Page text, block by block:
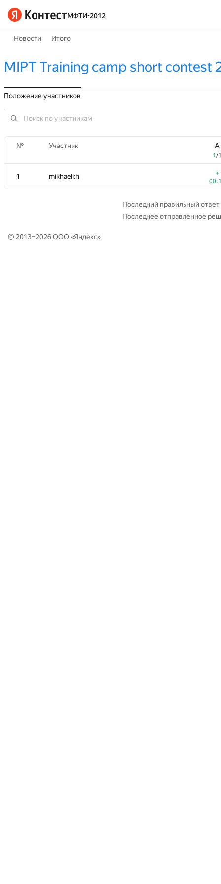
МФТИ-2012
Новости Итого
MIPT Training camp short contest
Положение участников
№ Участник A
1/1
1 mikhaelkh
+
№ Участник A
1/1
1 mikhaelkh
+
Последний правильный ответ
Последнее отправленное
© 2013–2026 ООО «Яндекс»